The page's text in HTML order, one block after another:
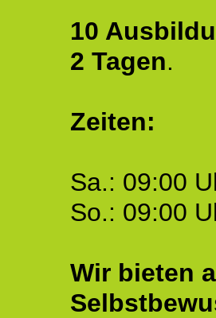
10
2 Tagen.
Zeiten:
Sa.: 09:00
So.: 09:00
Wir bieten